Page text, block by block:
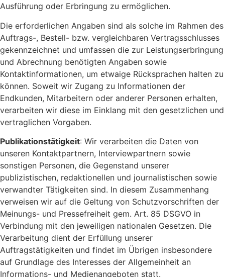
Ausführung oder Erbringung zu ermöglichen.
Die erforderlichen Angaben sind als solche im Rahmen des
Auftrags-, Bestell- bzw. vergleichbaren Vertragsschlusses
gekennzeichnet und umfassen die zur Leistungserbringung
und Abrechnung benötigten Angaben sowie
Kontaktinformationen, um etwaige Rücksprachen halten zu
können. Soweit wir Zugang zu Informationen der
Endkunden, Mitarbeitern oder anderer Personen erhalten,
verarbeiten wir diese im Einklang mit den gesetzlichen und
vertraglichen Vorgaben.
Publikationstätigkeit: Wir verarbeiten die Daten von
unseren Kontaktpartnern, Interviewpartnern sowie
sonstigen Personen, die Gegenstand unserer
publizistischen, redaktionellen und journalistischen sowie
verwandter Tätigkeiten sind. In diesem Zusammenhang
verweisen wir auf die Geltung von Schutzvorschriften der
Meinungs- und Pressefreiheit gem. Art. 85 DSGVO in
Verbindung mit den jeweiligen nationalen Gesetzen. Die
Verarbeitung dient der Erfüllung unserer
Auftragstätigkeiten und findet im Übrigen insbesondere
auf Grundlage des Interesses der Allgemeinheit an
Informations- und Medienangeboten statt.